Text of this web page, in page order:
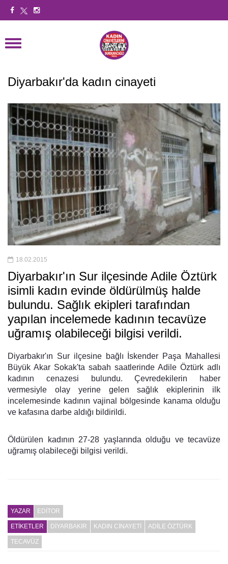
Diyarbakır'da kadın cinayeti
18.02.2015
Diyarbakır'ın Sur ilçesinde Adile Öztürk
isimli kadın evinde öldürülmüş halde
bulundu. Sağlık ekipleri tarafından
yapılan incelemede kadının tecavüze
uğramış olabileceği bilgisi verildi.
Diyarbakır'ın Sur ilçesine bağlı İskender Paşa Mahallesi
Büyük Akar Sokak'ta sabah saatlerinde Adile Öztürk adlı
kadının cenazesi bulundu. Çevredekilerin haber
vermesiyle olay yerine gelen sağlık ekiplerinin ilk
incelemesinde kadının vajinal bölgesinde kanama olduğu
ve kafasına darbe aldığı bildirildi.
Öldürülen kadının 27-28 yaşlarında olduğu ve tecavüze
uğramış olabileceği bilgisi verildi.
YAZAR EDITOR
ETİKETLER DIYARBAKIR KADIN CINAYETI ADILE ÖZTÜRK
TECAVÜZ